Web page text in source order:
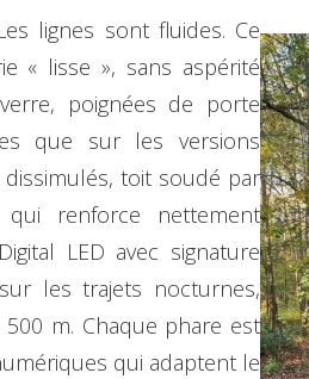
lignes sont fluides. Ce
« lisse », sans aspérité
poignées de porte
que sur les versions
toit soudé par
renforce nettement
LED avec signature
les trajets nocturnes,
m. Chaque phare est
qui adaptent le